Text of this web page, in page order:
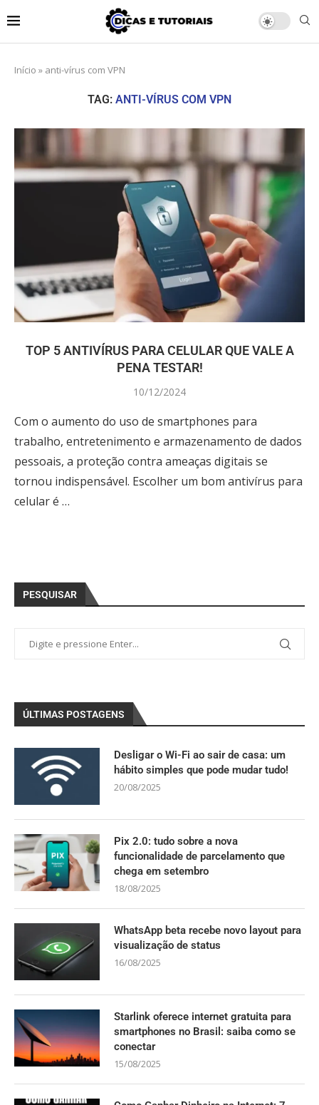
Início » anti-vírus com VPN
TAG: ANTI-VÍRUS COM VPN
TOP 5 ANTIVÍRUS PARA CELULAR QUE VALE A
PENA TESTAR!
10/12/2024
Com o aumento do uso de smartphones para
trabalho, entretenimento e armazenamento de dados
pessoais, a proteção contra ameaças digitais se
tornou indispensável. Escolher um bom antivírus para
celular é …
PESQUISAR
ÚLTIMAS POSTAGENS
Desligar o Wi-Fi ao sair de casa: um
hábito simples que pode mudar tudo!
20/08/2025
Pix 2.0: tudo sobre a nova
funcionalidade de parcelamento que
chega em setembro
18/08/2025
WhatsApp beta recebe novo layout para
visualização de status
16/08/2025
Starlink oferece internet gratuita para
smartphones no Brasil: saiba como se
conectar
15/08/2025